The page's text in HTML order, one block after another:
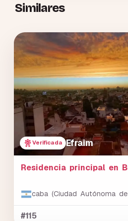
Similares
Verificada Efraim
Residencia principal en
caba (Ciudad Autónoma
#115